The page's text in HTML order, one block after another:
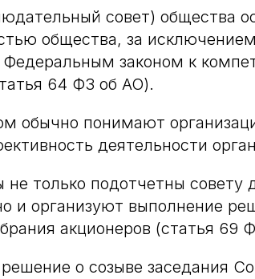
совет) общества
общества, за
законом к
64 ФЗ об АО).
обычно понимают
деятельности
не только подотчетны совету
и организуют выполнение
акционеров (статья 69
о созыве заседания